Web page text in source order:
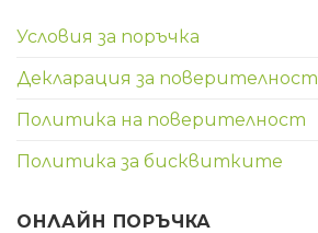
Условия за поръчка
Декларация за поверителност
Политика на поверителност
Политика за бисквитките
ОНЛАЙН ПОРЪЧКА